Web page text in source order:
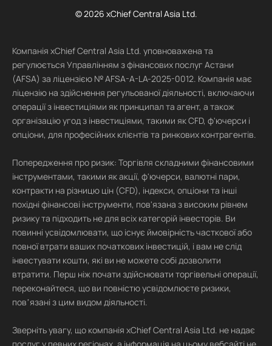
© 2026 xChief Central Asia Ltd.
Компанія xChief Central Asia Ltd. уповноважена та
регулюється Управлінням з фінансових послуг Астани
(AFSA) за ліцензією № AFSA-A-LA-2025-0012. Компанія має
ліцензію на здійснення регульованої діяльності, включаючи
операції з інвестиціями як принципал та агент, а також
організацію угод з інвестиціями, такими як CFD, ф'ючерси і
опціони, для професійних клієнтів та ринкових контрагентів.
Попередження про ризик: Торгівля складними фінансовими
інструментами, такими як акції, ф'ючерси, валютні пари,
контракти на різницю цін (CFD), індекси, опціони та інші
похідні фінансові інструменти, пов'язана з високим рівнем
ризику та підходить не для всіх категорій інвесторів. Ви
повинні усвідомлювати, що існує ймовірність часткової або
повної втрати ваших початкових інвестицій, і вам не слід
інвестувати кошти, які ви не можете собі дозволити
втратити. Перш ніж почати здійснювати торгівельні операції,
переконайтеся, що ви повністю усвідомлюєте ризики,
повʼязані з цим видом діяльності.
Зверніть увагу, що компанія xChief Central Asia Ltd. не надає